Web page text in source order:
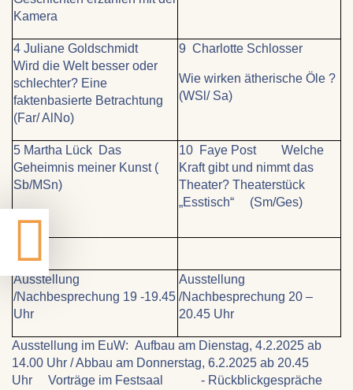
Kamera
4 Juliane Goldschmidt
Wird die Welt besser oder
schlechter? Eine
faktenbasierte Betrachtung
(Far/ AlNo)
9 Charlotte Schlosser
Wie wirken ätherische Öle ?
(WSl/ Sa)
5 Martha Lück Das
Geheimnis meiner Kunst (
Sb/MSn)
10 Faye Post Welche
Kraft gibt und nimmt das
Theater? Theaterstück
„Esstisch“ (Sm/Ges)
Ausstellung
/Nachbesprechung 19 -19.45
Uhr
Ausstellung
/Nachbesprechung 20 –
20.45 Uhr
Ausstellung im EuW: Aufbau am Dienstag, 4.2.2025 ab
14.00 Uhr / Abbau am Donnerstag, 6.2.2025 ab 20.45
Uhr Vorträge im Festsaal - Rückblickgespräche